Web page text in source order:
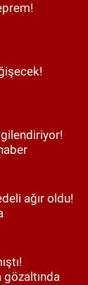
ağır oldu!
gözaltında